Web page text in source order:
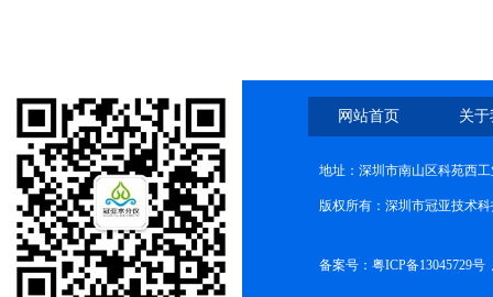
网站首页 关
地址：深圳市南山区科苑西
版权所有：深圳市冠亚技术
备案号： 粤ICP备13045729号